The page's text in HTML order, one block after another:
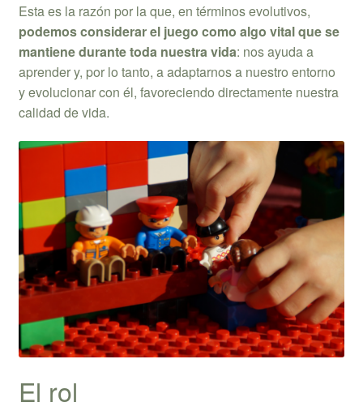
Esta es la razón por la que, en términos evolutivos,
podemos considerar el juego como algo vital que se
mantiene durante toda nuestra vida: nos ayuda a
aprender y, por lo tanto, a adaptarnos a nuestro entorno
y evolucionar con él, favoreciendo directamente nuestra
calidad de vida.
El rol